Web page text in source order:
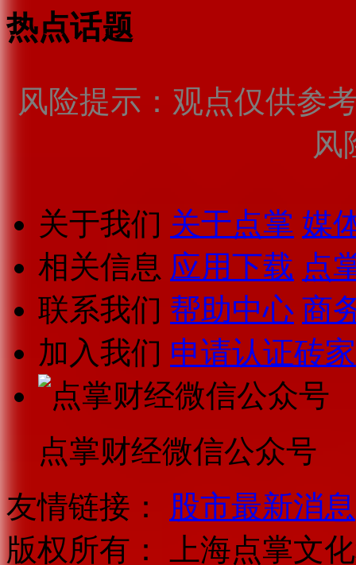
热点话题
风险提示：观点仅供参
风
关于我们 关于点掌 媒
相关信息 应用下载 点
联系我们 帮助中心 商
加入我们 申请认证砖家
点掌财经微信公众号
友情链接：
股市最新消息
版权所有：
上海点掌文